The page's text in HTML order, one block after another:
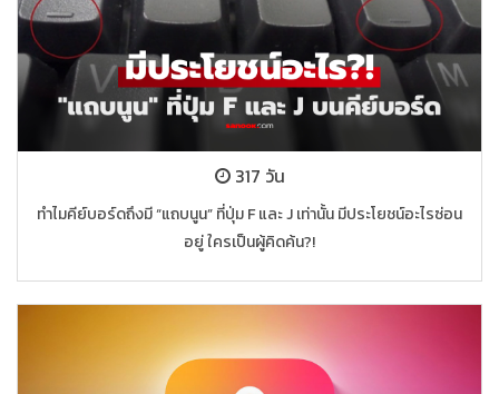
317 วัน
ทำไมคีย์บอร์ดถึงมี “แถบนูน” ที่ปุ่ม F และ J เท่านั้น มีประโยชน์อะไรซ่อน
อยู่ ใครเป็นผู้คิดค้น?!